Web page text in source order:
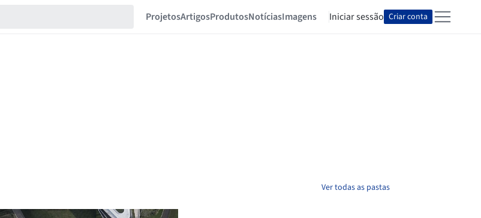
ProjetosArtigosProdutosNotíciasImagens Iniciar sessão Criar conta
Ver todas as pastas